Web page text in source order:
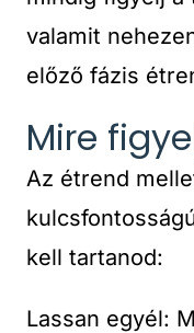
valamit
előző fázis
Mire
Az étrend
kell tartanod:
Lassan egyél: